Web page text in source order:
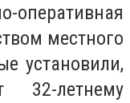
местного
установили,
летнему